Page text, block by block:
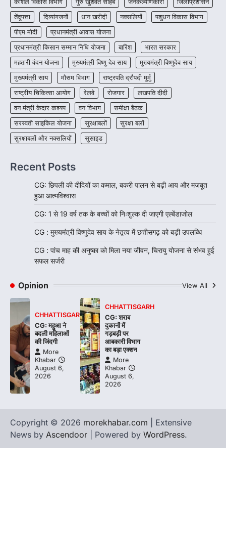
4
रायपुर। राष्ट्रीय बाल स्वास्थ्य कार्यक्रम (चिरायु) के तहत
जशपुर जिले की 5 माह की मासूम…
तेंदूपत्ता
दिव्यांगजनों धान खरीदी नक्सलियों
पशुधन विकास विभाग
पीएम मोदी
प्रधानमंत्री आवास योजना
प्रधानमंत्री किसान सम्मान निधि योजना
बारिश
भारत सरकार
महतारी वंदन योजना
मुख्यमंत्री विष्णु देव साय
मुख्यमंत्री विष्णुदेव साय
मुख्यमंत्री साय
मौसम विभाग
राष्ट्रपति द्रौपदी मुर्मु
राष्ट्रीय चिकित्सा आयोग
रेलवे रोजगार
लखपति दीदी
वन मंत्री केदार कश्यप
वन विभाग
समीक्षा बैठक
सरस्वती साइकिल योजना
सुरक्षाबलों
सुरक्षा बलों
सुरक्षाबलों और नक्सलियों
सुसाइड
Recent Posts
CG: छिपली की दीदियों का कमाल, बकरी पालन से बढ़ी आय और मजबूत
हुआ आत्मविश्वास
CG: 1 से 19 वर्ष तक के बच्चों को निःशुल्क दी जाएगी एल्बेंडाजोल
CG : मुख्यमंत्री विष्णुदेव साय के नेतृत्व में छत्तीसगढ़ को बड़ी उपलब्धि
CG : पांच माह की अनुष्का को मिला नया जीवन, चिरायु योजना से संभव हुई
सफल सर्जरी
Opinion View All
CHHATTISGARH
CG: महुआ ने
बदली महिलाओं
की जिंदगी
More
Khabar
August 6,
2026
CHHATTISGARH
CG: शराब
दुकानों में
गड़बड़ी पर
आबकारी विभाग
का बड़ा एक्शन
More
Khabar
August 6,
2026
Copyright © 2026 morekhabar.com | Extensive
News by Ascendoor | Powered by WordPress.